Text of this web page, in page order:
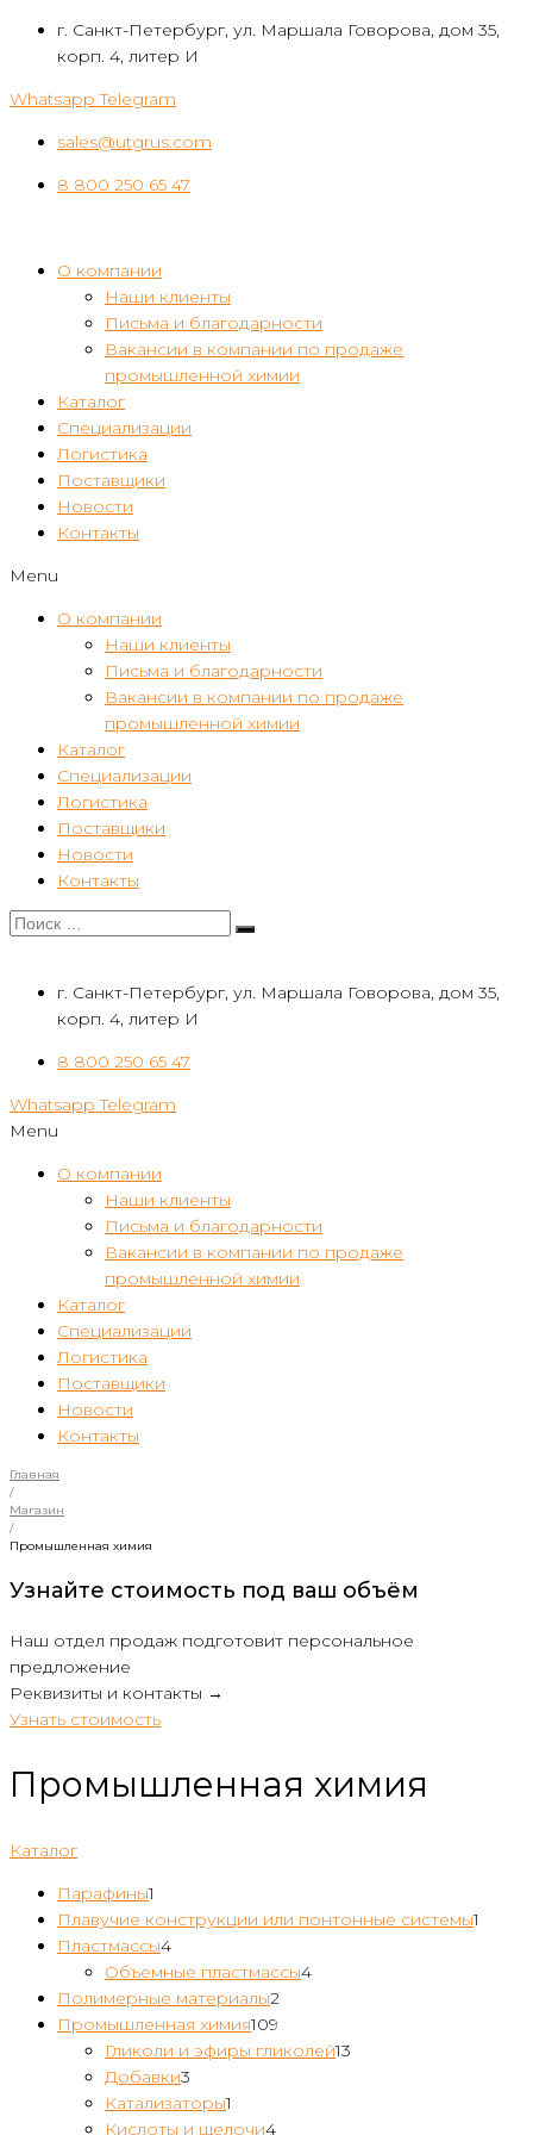
Перейтиг. Санкт-Петербург, ул. Маршала Говорова, дом 35,
корп. 4, литер И
Whatsapp Telegram
sales@utgrus.com
8 800 250 65 47
О компании
Наши клиенты
Письма и благодарности
Вакансии в компании по продаже
промышленной химии
Каталог
Специализации
Логистика
Поставщики
Новости
Контакты
Menu
О компании
Наши клиенты
Письма и благодарности
Вакансии в компании по продаже
промышленной химии
Каталог
Специализации
Логистика
Поставщики
Новости
Контакты
г. Санкт-Петербург, ул. Маршала Говорова, дом 35,
корп. 4, литер И
8 800 250 65 47
Whatsapp Telegram
Menu
О компании
Наши клиенты
Письма и благодарности
Вакансии в компании по продаже
промышленной химии
Каталог
Специализации
Логистика
Поставщики
Новости
Контакты
Главная
/
Магазин
/
Промышленная химия
Узнайте стоимость под ваш объём
Наш отдел продаж подготовит персональное
предложение
Реквизиты и контакты →
Узнать стоимость
Промышленная химия
Каталог
Парафины1
товар
Плавучие конструкции или понтонные системы1
Пластмассы44
товара
Объемные пластмассы44
Полимерные материалы2
Промышленная химия109
товаров
Гликоли и эфиры гликолей13
Добавки3
товара
Катализаторы1
товар
Кислоты и щелочи44